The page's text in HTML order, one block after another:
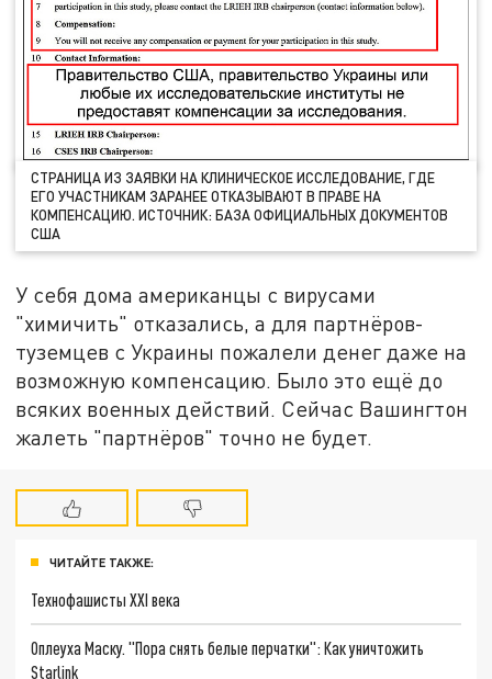
СТРАНИЦА ИЗ ЗАЯВКИ НА КЛИНИЧЕСКОЕ ИССЛЕДОВАНИЕ, ГДЕ
ЕГО УЧАСТНИКАМ ЗАРАНЕЕ ОТКАЗЫВАЮТ В ПРАВЕ НА
КОМПЕНСАЦИЮ. ИСТОЧНИК: БАЗА ОФИЦИАЛЬНЫХ ДОКУМЕНТОВ
США
У себя дома американцы с вирусами
"химичить" отказались, а для партнёров-
туземцев с Украины пожалели денег даже на
возможную компенсацию. Было это ещё до
всяких военных действий. Сейчас Вашингтон
жалеть "партнёров" точно не будет.
ЧИТАЙТЕ ТАКЖЕ:
Технофашисты XXI века
Оплеуха Маску. "Пора снять белые перчатки": Как уничтожить
Starlink